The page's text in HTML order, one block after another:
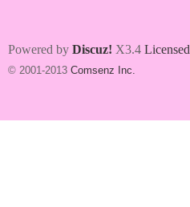
Powered by Discuz! X3.4 Licensed
© 2001-2013 Comsenz Inc.